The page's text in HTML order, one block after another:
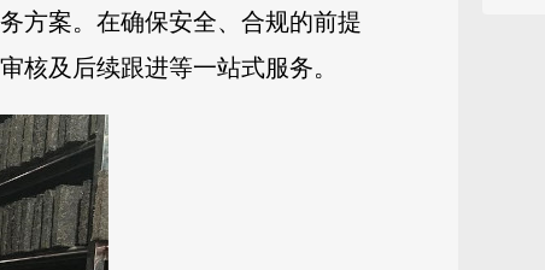
方案。在确保安全、合规的前提
核及后续跟进等一站式服务。